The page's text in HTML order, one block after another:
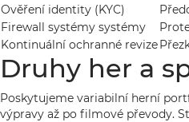
Ověření identity (KYC)
Firewall systémy systémy
Kontinuální ochranné revize
Druhy her a
Poskytujeme variabilní herní
výpravy až po filmové převody.